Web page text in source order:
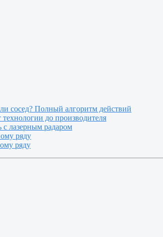
сосед? Полный алгоритм действий
до производителя
лазерным радаром
ряду
ряду